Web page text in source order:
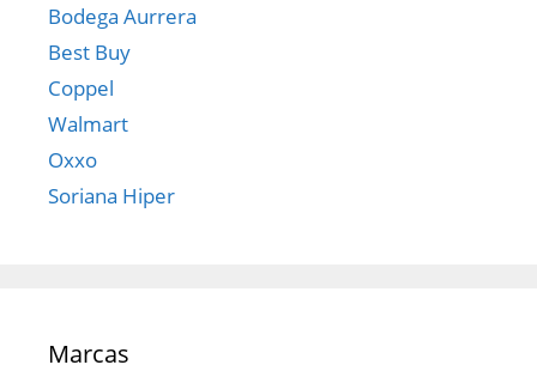
Bodega Aurrera
Best Buy
Coppel
Walmart
Oxxo
Soriana Hiper
Marcas